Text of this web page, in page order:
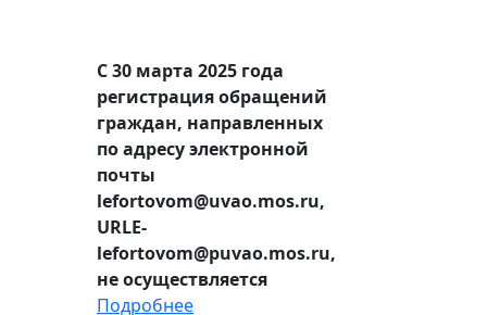
С 30 марта 2025 года
регистрация обращений
граждан, направленных
по адресу электронной
почты
lefortovom@uvao.mos.ru,
URLE-
lefortovom@puvao.mos.ru,
не осуществляется
Подробнее